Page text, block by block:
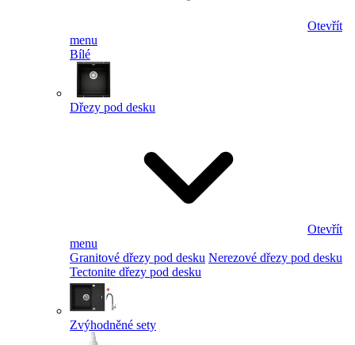
Otevřít
menu
Bílé
Dřezy pod desku
Otevřít
menu
Granitové dřezy pod desku Nerezové dřezy pod desku
Tectonite dřezy pod desku
Zvýhodněné sety